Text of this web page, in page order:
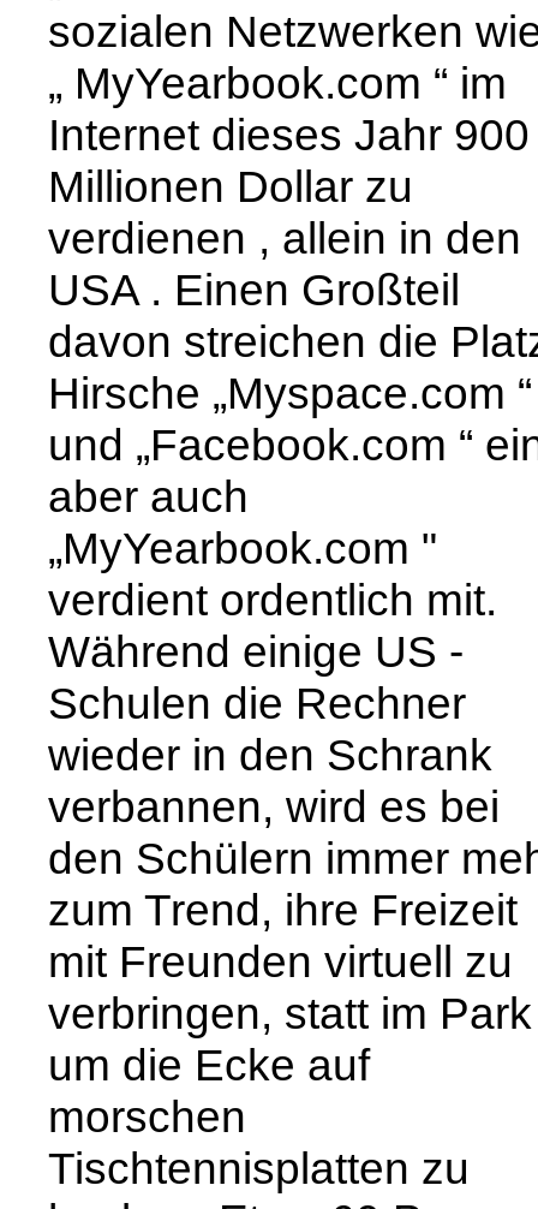
sozialen Netzwerken
„ MyYearbook.com “ im
Internet dieses Jahr 900
Millionen Dollar zu
verdienen , allein in den
USA . Einen Großteil
davon streichen die
Hirsche „Myspace.com “
und „Facebook.com “
aber auch
„MyYearbook.com "
verdient ordentlich mit.
Während einige US -
Schulen die Rechner
wieder in den Schrank
verbannen, wird es bei
den Schülern immer
zum Trend, ihre Freizeit
mit Freunden virtuell zu
verbringen, statt im Park
um die Ecke auf
morschen
Tischtennisplatten zu